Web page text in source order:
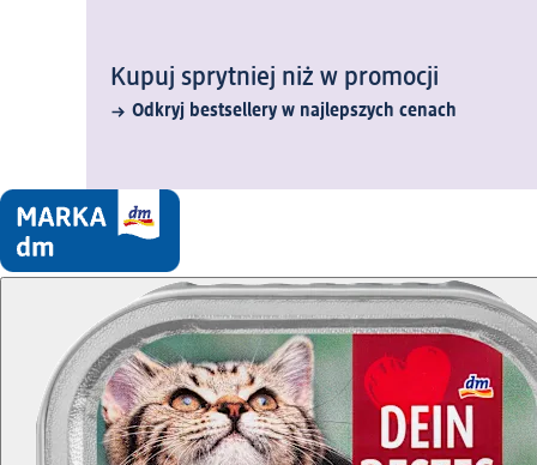
Kupuj sprytniej niż w promocji
Odkryj bestsellery w najlepszych cenach